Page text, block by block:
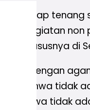
bersikap
kegiatan non
khususnya di
dengan
bahwa tidak
bahwa tidak